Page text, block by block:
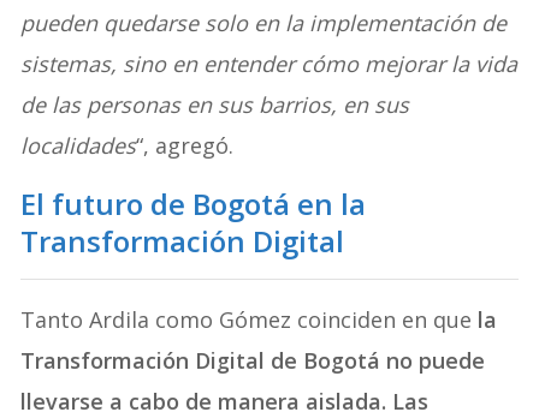
pueden quedarse solo en la implementación de
sistemas, sino en entender cómo mejorar la vida
de las personas en sus barrios, en sus
localidades“, agregó.
El futuro de Bogotá en la
Transformación Digital
Tanto Ardila como Gómez coinciden en que la
Transformación Digital de Bogotá no puede
llevarse a cabo de manera aislada. Las